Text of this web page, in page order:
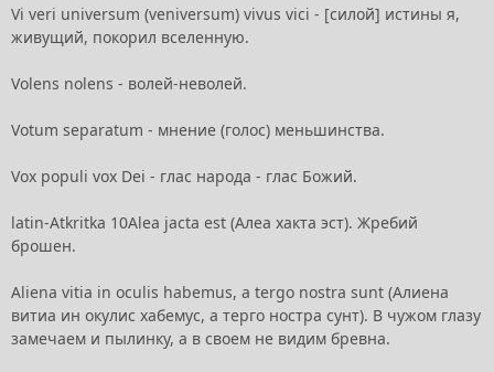
Vi veri universum (veniversum) vivus vici - [силой] истины я,
живущий, покорил вселенную.
Volens nolens - волей-неволей.
Votum separatum - мнение (голос) меньшинства.
Vox populi vox Dei - глас народа - глас Божий.
latin-Atkritka 10Alea jacta est (Алеа хакта эст). Жребий
брошен.
Aliena vitia in oculis habemus, a tergo nostra sunt (Алиена
витиа ин окулис хабемус, а терго ностра сунт). В чужом глазу
замечаем и пылинку, а в своем не видим бревна.